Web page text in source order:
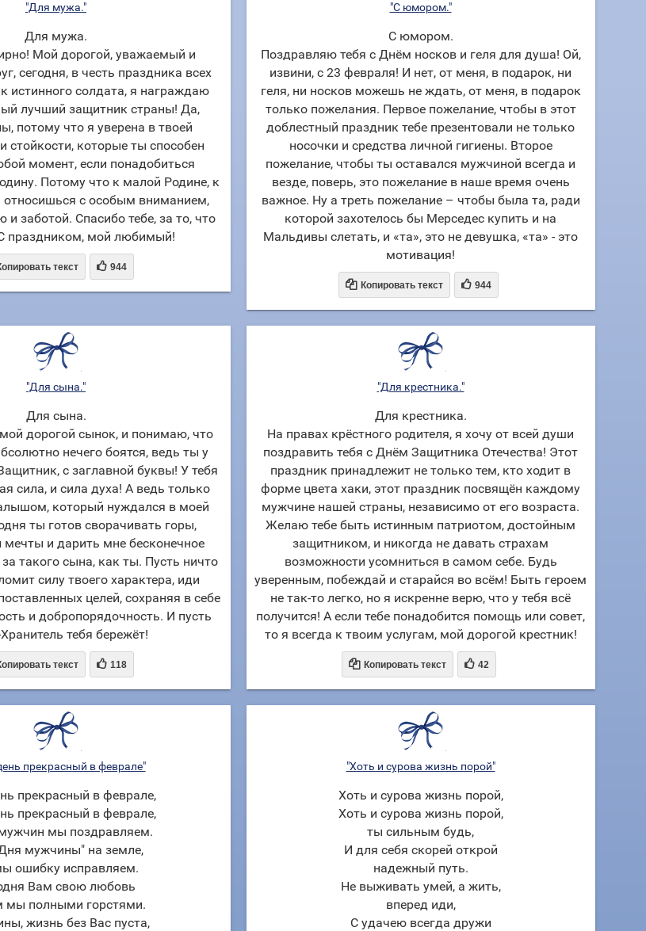
"Для мужа."
Для мужа.
Мой дорогой, уважаемый и
сегодня, в честь праздника всех
истинного солдата, я награждаю
лучший защитник страны! Да,
потому что я уверена в твоей
стойкости, которые ты способен
момент, если понадобиться
Потому что к малой Родине, к
относишься с особым вниманием,
и заботой. Спасибо тебе, за то, что
праздником, мой любимый!
текст  944
"С юмором."
С юмором.
Поздравляю тебя с Днём носков и геля для душа! Ой,
извини, с 23 февраля! И нет, от меня, в подарок, ни
геля, ни носков можешь не ждать, от меня, в подарок
только пожелания. Первое пожелание, чтобы в этот
доблестный праздник тебе презентовали не только
носочки и средства личной гигиены. Второе
пожелание, чтобы ты оставался мужчиной всегда и
везде, поверь, это пожелание в наше время очень
важное. Ну а треть пожелание – чтобы была та, ради
которой захотелось бы Мерседес купить и на
Мальдивы слетать, и «та», это не девушка, «та» - это
мотивация!
 Копировать текст  944
"Для сына."
Для сына.
дорогой сынок, и понимаю, что
нечего боятся, ведь ты у
с заглавной буквы! У тебя
сила, и сила духа! А ведь только
который нуждался в моей
ты готов сворачивать горы,
мечты и дарить мне бесконечное
такого сына, как ты. Пусть ничто
силу твоего характера, иди
целей, сохраняя в себе
и добропорядочность. И пусть
тебя бережёт!
текст  118
"Для крестника."
Для крестника.
На правах крёстного родителя, я хочу от всей души
поздравить тебя с Днём Защитника Отечества! Этот
праздник принадлежит не только тем, кто ходит в
форме цвета хаки, этот праздник посвящён каждому
мужчине нашей страны, независимо от его возраста.
Желаю тебе быть истинным патриотом, достойным
защитником, и никогда не давать страхам
возможности усомниться в самом себе. Будь
уверенным, побеждай и старайся во всём! Быть героем
не так-то легко, но я искренне верю, что у тебя всё
получится! А если тебе понадобится помощь или совет,
то я всегда к твоим услугам, мой дорогой крестник!
 Копировать текст  42
прекрасный в феврале"
прекрасный в феврале,
прекрасный в феврале,
мы поздравляем.
мужчины" на земле,
ошибку исправляем.
Вам свою любовь
мы полными горстями.
жизнь без Вас пуста,
"Хоть и сурова жизнь порой"
Хоть и сурова жизнь порой,
Хоть и сурова жизнь порой,
ты сильным будь,
И для себя скорей открой
надежный путь.
Не выживать умей, а жить,
вперед иди,
С удачею всегда дружи